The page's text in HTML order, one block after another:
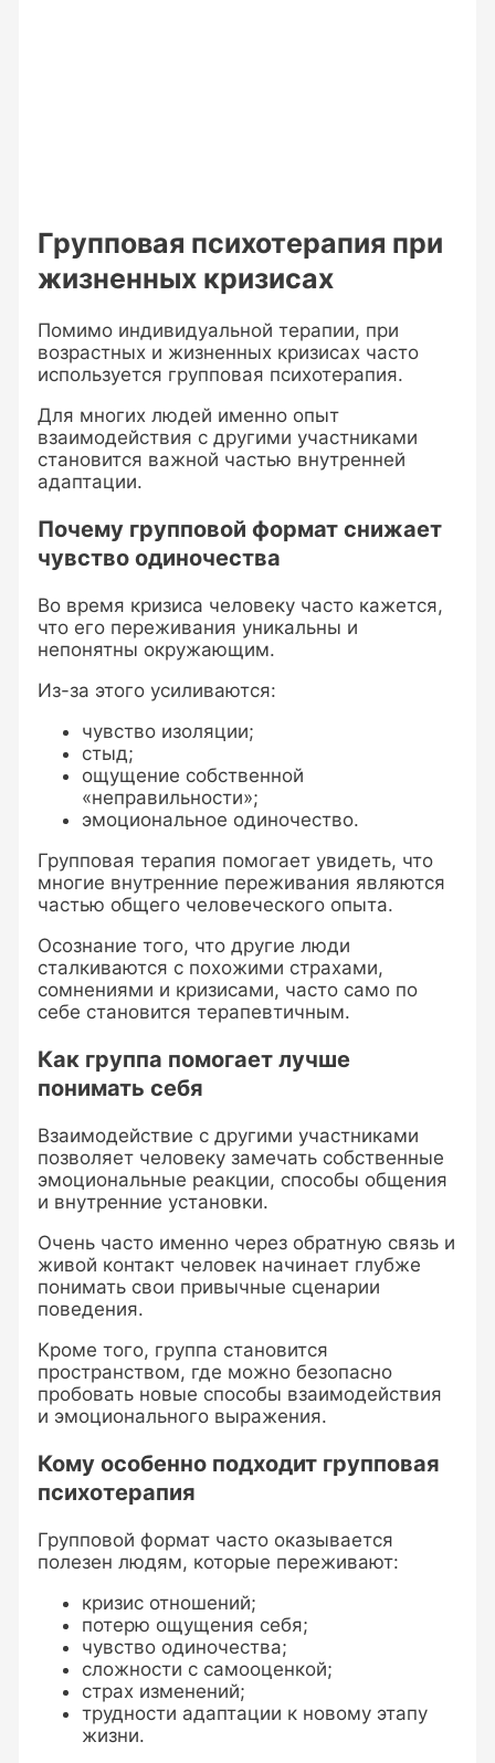
Групповая психотерапия при
жизненных кризисах
Помимо индивидуальной терапии, при
возрастных и жизненных кризисах часто
используется групповая психотерапия.
Для многих людей именно опыт
взаимодействия с другими участниками
становится важной частью внутренней
адаптации.
Почему групповой формат снижает
чувство одиночества
Во время кризиса человеку часто кажется,
что его переживания уникальны и
непонятны окружающим.
Из-за этого усиливаются:
чувство изоляции;
стыд;
ощущение собственной
«неправильности»;
эмоциональное одиночество.
Групповая терапия помогает увидеть, что
многие внутренние переживания являются
частью общего человеческого опыта.
Осознание того, что другие люди
сталкиваются с похожими страхами,
сомнениями и кризисами, часто само по
себе становится терапевтичным.
Как группа помогает лучше
понимать себя
Взаимодействие с другими участниками
позволяет человеку замечать собственные
эмоциональные реакции, способы общения
и внутренние установки.
Очень часто именно через обратную связь и
живой контакт человек начинает глубже
понимать свои привычные сценарии
поведения.
Кроме того, группа становится
пространством, где можно безопасно
пробовать новые способы взаимодействия
и эмоционального выражения.
Кому особенно подходит групповая
психотерапия
Групповой формат часто оказывается
полезен людям, которые переживают:
кризис отношений;
потерю ощущения себя;
чувство одиночества;
сложности с самооценкой;
страх изменений;
трудности адаптации к новому этапу
жизни.